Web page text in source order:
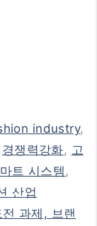
industry,
경쟁력강화, 고
트 시스템 ,
산업
과제, 브랜